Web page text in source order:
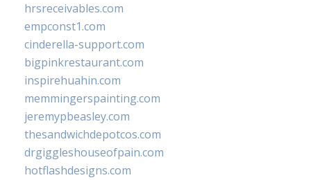
hrsreceivables.com
empconst1.com
cinderella-support.com
bigpinkrestaurant.com
inspirehuahin.com
memmingerspainting.com
jeremypbeasley.com
thesandwichdepotcos.com
drgiggleshouseofpain.com
hotflashdesigns.com